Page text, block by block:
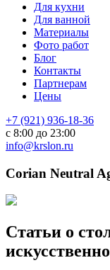
Для кухни
Для ванной
Материалы
Фото работ
Блог
Контакты
Партнерам
Цены
+7 (921) 936-18-36
с 8:00 до 23:00
info@krslon.ru
Corian Neutral
Статьи о